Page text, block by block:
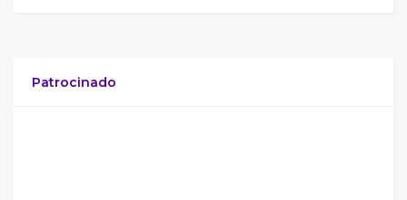
Patrocinado